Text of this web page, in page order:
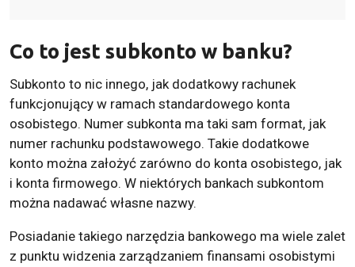
Co to jest subkonto w banku?
Subkonto to nic innego, jak dodatkowy rachunek
funkcjonujący w ramach standardowego konta
osobistego. Numer subkonta ma taki sam format, jak
numer rachunku podstawowego. Takie dodatkowe
konto można założyć zarówno do konta osobistego, jak
i konta firmowego. W niektórych bankach subkontom
można nadawać własne nazwy.
Posiadanie takiego narzędzia bankowego ma wiele zalet
z punktu widzenia zarządzaniem finansami osobistymi